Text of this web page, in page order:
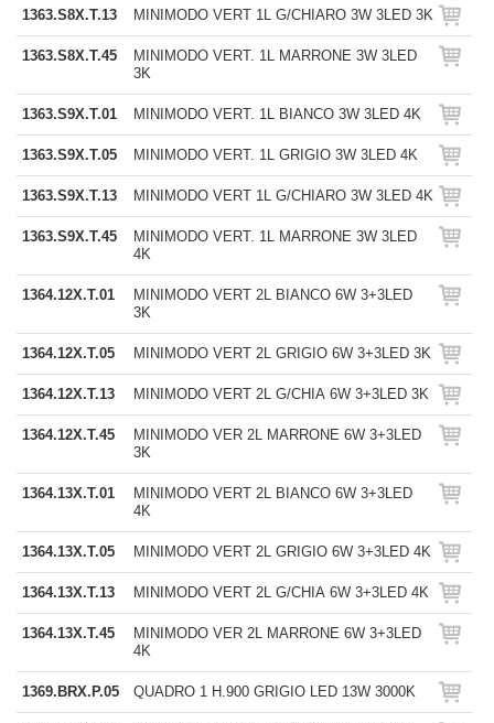
1363.S8X.T.13 MINIMODO VERT 1L G/CHIARO 3W 3LED 3K
1363.S8X.T.45
MINIMODO VERT. 1L MARRONE 3W 3LED
3K
1363.S9X.T.01 MINIMODO VERT. 1L BIANCO 3W 3LED 4K
1363.S9X.T.05 MINIMODO VERT. 1L GRIGIO 3W 3LED 4K
1363.S9X.T.13 MINIMODO VERT 1L G/CHIARO 3W 3LED 4K
1363.S9X.T.45
MINIMODO VERT. 1L MARRONE 3W 3LED
4K
1364.12X.T.01
MINIMODO VERT 2L BIANCO 6W 3+3LED
3K
1364.12X.T.05 MINIMODO VERT 2L GRIGIO 6W 3+3LED 3K
1364.12X.T.13 MINIMODO VERT 2L G/CHIA 6W 3+3LED 3K
1364.12X.T.45
MINIMODO VER 2L MARRONE 6W 3+3LED
3K
1364.13X.T.01
MINIMODO VERT 2L BIANCO 6W 3+3LED
4K
1364.13X.T.05 MINIMODO VERT 2L GRIGIO 6W 3+3LED 4K
1364.13X.T.13 MINIMODO VERT 2L G/CHIA 6W 3+3LED 4K
1364.13X.T.45
MINIMODO VER 2L MARRONE 6W 3+3LED
4K
1369.BRX.P.05 QUADRO 1 H.900 GRIGIO LED 13W 3000K